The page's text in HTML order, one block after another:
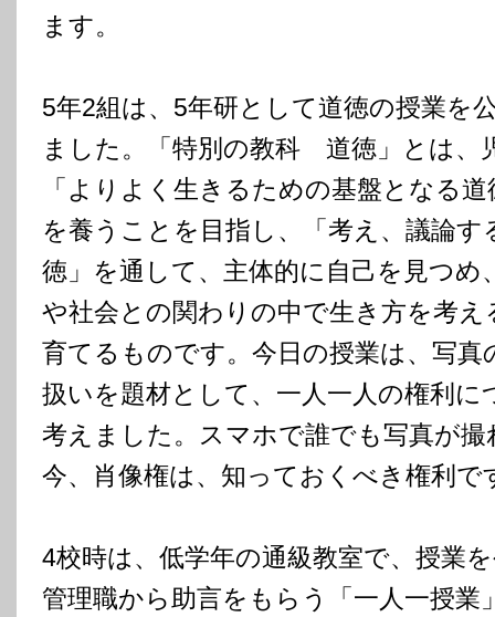
ます。
5年2組は、5年研として道徳の授業を
ました。「特別の教科 道徳」とは、
「よりよく生きるための基盤となる道
を養うことを目指し、「考え、議論す
徳」を通して、主体的に自己を見つめ
や社会との関わりの中で生き方を考え
育てるものです。今日の授業は、写真
扱いを題材として、一人一人の権利に
考えました。スマホで誰でも写真が撮
今、肖像権は、知っておくべき権利で
4校時は、低学年の通級教室で、授業
管理職から助言をもらう「一人一授業